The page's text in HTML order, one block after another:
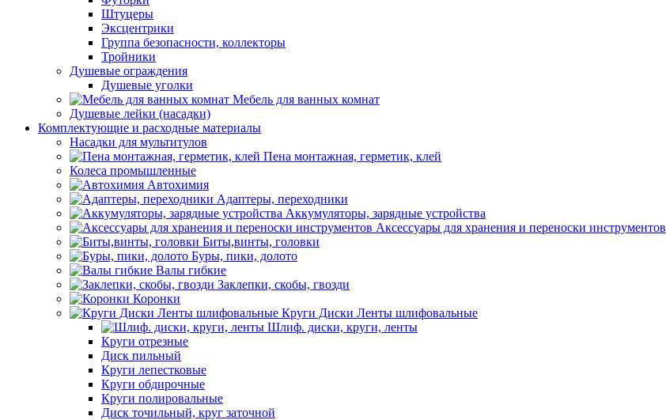
Штуцеры
Эксцентрики
Группа безопасности, коллекторы
Тройники
Душевые ограждения
Душевые уголки
Мебель для ванных комнат
Душевые лейки (насадки)
Комплектующие и расходные материалы
Насадки для мультитулов
Пена монтажная, герметик, клей
Колеса промышленные
Автохимия
Адаптеры, переходники
Аккумуляторы, зарядные устройства
Аксессуары для хранения и переноски инструментов
Биты,винты, головки
Буры, пики, долото
Валы гибкие
Заклепки, скобы, гвозди
Коронки
Круги Диски Ленты шлифовальные
Шлиф. диски, круги, ленты
Круги отрезные
Диск пильный
Круги лепестковые
Круги обдирочные
Круги полировальные
Диск точильный, круг заточной